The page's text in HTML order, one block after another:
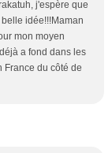
j'espère que
idée!!!Maman
mon moyen
a fond dans les
France du côté de